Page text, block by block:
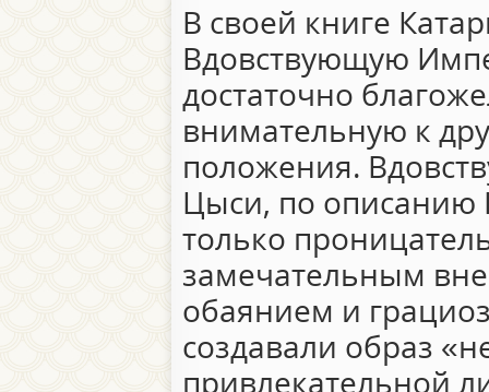
В своей книге
Вдовствующую
достаточно
внимательную к
положения.
Цыси, по описанию
только
замечательным
обаянием и
создавали образ
привлекательной